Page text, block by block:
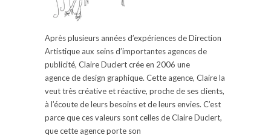
Après plusieurs années d’expériences de Direction
Artistique aux seins d’importantes agences de
publicité, ClaireDuclertcrée en 2006 une
agencede design graphique. Cette agence, Claire la
veut très créative et réactive, proche de ses clients,
à l’écoute de leurs besoins et de leurs envies. C’est
parce que ces valeurs sont celles de ClaireDuclert,
que cette agence porte son